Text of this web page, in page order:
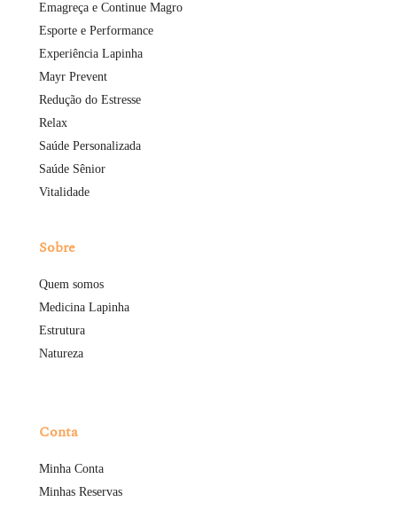
Emagreça e Continue Magro
Esporte e Performance
Experiência Lapinha
Mayr Prevent
Redução do Estresse
Relax
Saúde Personalizada
Saúde Sênior
Vitalidade
Sobre
Quem somos
Medicina Lapinha
Estrutura
Natureza
Conta
Minha Conta
Minhas Reservas